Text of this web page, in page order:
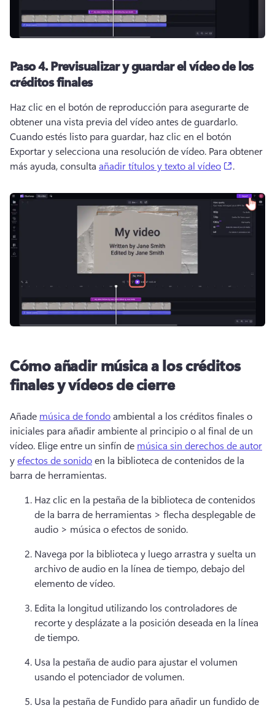
Paso 4.Previsualizar y guardar el vídeo de los
créditos finales
Haz clic en el botón de reproducción para asegurarte de
Cuando estés listo para guardar, haz clic en el botón
Exportar y selecciona una resolución de vídeo. Para obtener
más ayuda, consulta añadir títulos y texto al vídeo .
Cómo añadir música a los créditos
finales y vídeos de cierre
Añade música de fondo ambiental a los créditos finales o
iniciales para añadir ambiente al principio o al final de un
vídeo. Elige entre un sinfín de música sin derechos de autor
y efectos de sonido en la biblioteca de contenidos de la
barra de herramientas.
Haz clic en la pestaña de la biblioteca de contenidos
de la barra de herramientas > flecha desplegable de
audio > música o efectos de sonido.
Navega por la biblioteca y luego arrastra y suelta un
archivo de audio en la línea de tiempo, debajo del
elemento de vídeo.
Edita la longitud utilizando los controladores de
recorte y desplázate a la posición deseada en la línea
de tiempo.
Usa la pestaña de audio para ajustar el volumen
usando el potenciador de volumen.
Usa la pestaña de Fundido para añadir un fundido de